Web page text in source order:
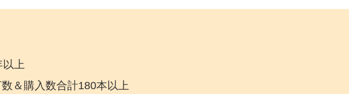
上
＆購入数合計180本以上